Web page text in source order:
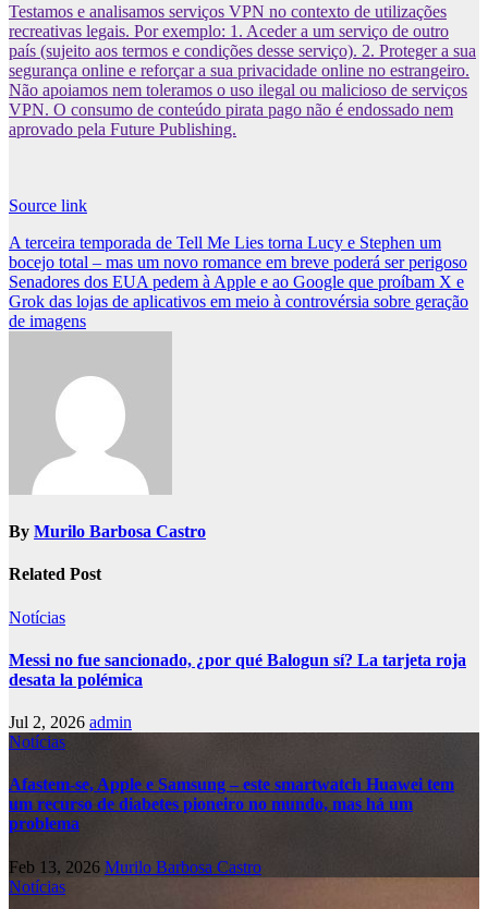
Testamos e analisamos serviços VPN no contexto de utilizações
recreativas legais. Por exemplo: 1. Aceder a um serviço de outro
país (sujeito aos termos e condições desse serviço). 2. Proteger a sua
segurança online e reforçar a sua privacidade online no estrangeiro.
Não apoiamos nem toleramos o uso ilegal ou malicioso de serviços
VPN. O consumo de conteúdo pirata pago não é endossado nem
aprovado pela Future Publishing.
Source link
Post
navigation
A terceira temporada de Tell Me Lies torna Lucy e Stephen um
bocejo total – mas um novo romance em breve poderá ser perigoso
Senadores dos EUA pedem à Apple e ao Google que proíbam X e
Grok das lojas de aplicativos em meio à controvérsia sobre geração
de imagens
By Murilo Barbosa Castro
Related Post
Notícias
Messi no fue sancionado, ¿por qué Balogun sí? La tarjeta roja
desata la polémica
Jul 2, 2026 admin
Notícias
Afastem-se, Apple e Samsung – este smartwatch Huawei tem
um recurso de diabetes pioneiro no mundo, mas há um
problema
Feb 13, 2026 Murilo Barbosa Castro
Notícias